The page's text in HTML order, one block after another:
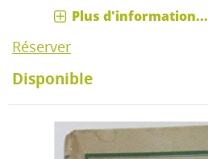
Plus d'information...
Réserver
Disponible